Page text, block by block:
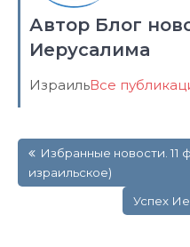
Автор Блог
Иерусалима
ИзраильВсе
по
записям
Избранные новости. 11
израильское)
Успех